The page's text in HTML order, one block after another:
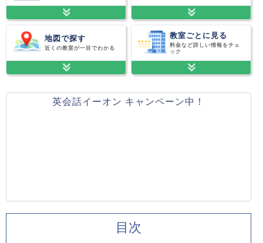
地図で探す
近くの教室が一目でわかる
教室ごとに見る
料金など詳しい情報をチェ
ック
英会話イーオン キャンペーン中！
目次